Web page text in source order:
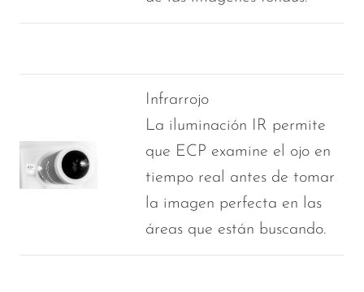
Infrarrojo
La iluminación IR permite
que ECP examine el ojo en
tiempo real antes de tomar
la imagen perfecta en las
áreas que están buscando.